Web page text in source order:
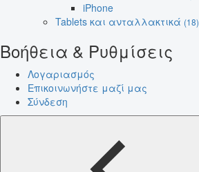
iPhone
Tablets και ανταλλακτικά (18)
Βοήθεια & Ρυθμίσεις
Λογαριασμός
Επικοινωνήστε μαζί μας
Σύνδεση